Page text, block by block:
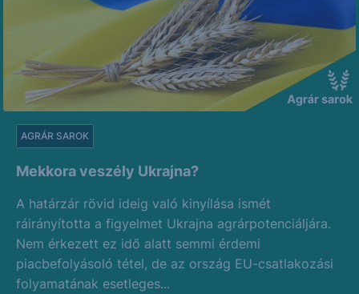
Mekkora veszély Ukrajna?
AGRÁR SAROK
A határzár rövid ideig való kinyílása ismét
ráirányította a figyelmet Ukrajna agrárpotenciáljára.
Nem érkezett ez idő alatt semmi érdemi
piacbefolyásoló tétel, de az ország EU-csatlakozási
folyamatának esetleges...